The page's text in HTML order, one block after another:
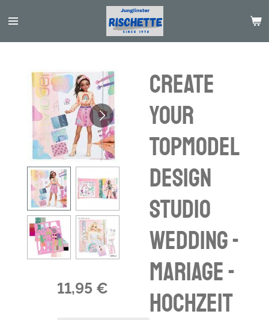
au
Create
your
TOPModel
Design
Studio
Wedding -
mariage -
Hochzeit
11,95 €